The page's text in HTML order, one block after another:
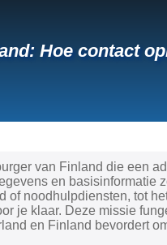
Hoe contact
van Finland die een
en basisinformatie
noodhulpdiensten, tot
je klaar. Deze missie
en Finland bevordert